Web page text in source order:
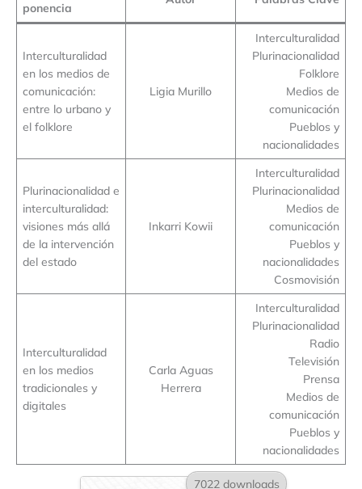
ponencia
Interculturalidad
en los medios de
comunicación:
entre lo urbano y
el folklore
Ligia Murillo
Interculturalidad
Plurinacionalidad
Folklore
Medios de
comunicación
Pueblos y
nacionalidades
Plurinacionalidad e
interculturalidad:
visiones más allá
de la intervención
del estado
Inkarri Kowii
Interculturalidad
Plurinacionalidad
Medios de
comunicación
Pueblos y
nacionalidades
Cosmovisión
Interculturalidad
en los medios
tradicionales y
digitales
Carla Aguas
Herrera
Interculturalidad
Plurinacionalidad
Radio
Televisión
Prensa
Medios de
comunicación
Pueblos y
nacionalidades
7022 downloads